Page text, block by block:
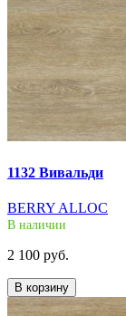
1132 Вивальди
BERRY ALLOC
В наличии
2 100 руб.
В корзину